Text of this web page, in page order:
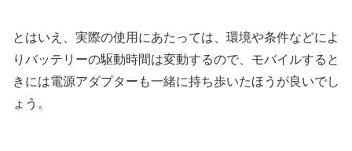
とはいえ、実際の使用にあたっては、環境や条件などによ
りバッテリーの駆動時間は変動するので、モバイルすると
きには電源アダプターも一緒に持ち歩いたほうが良いでし
ょう。